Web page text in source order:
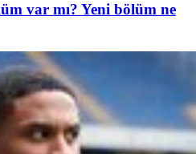
var mı? Yeni bölüm ne